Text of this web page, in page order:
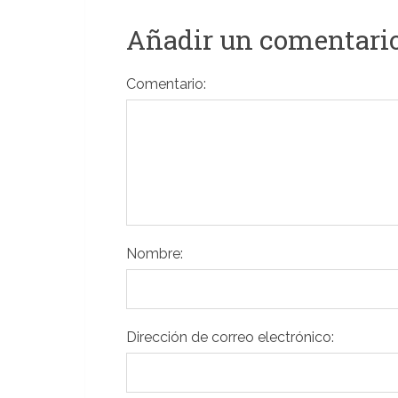
Añadir un
Comentario:
Nombre:
Dirección de correo electrónico: